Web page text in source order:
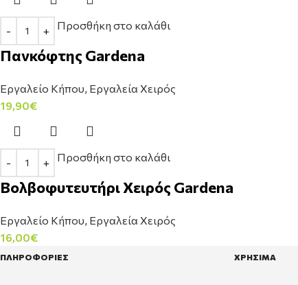
Προσθήκη στο καλάθι
Πανκόφτης Gardena
Εργαλείο Κήπου, Εργαλεία Χειρός
19,90€
Προσθήκη στο καλάθι
Βολβοφυτευτήρι Χειρός Gardena
Εργαλείο Κήπου, Εργαλεία Χειρός
16,00€
ΠΛΗΡΟΦΟΡΙΕΣ ΧΡΗΣΙΜΑ